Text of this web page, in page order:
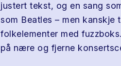
justert tekst, og en sang
som Beatles – men
folkelementer med
på nære og fjerne